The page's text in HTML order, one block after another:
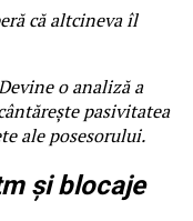
că altcineva îl
o analiză a
pasivitatea
ale posesorului.
și blocaje